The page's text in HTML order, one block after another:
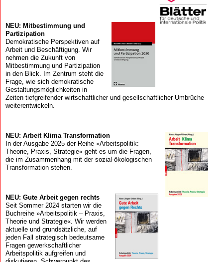
NEU: Mitbestimmung und
Partizipation
Demokratische Perspektiven auf
Arbeit und Beschäftigung. Wir
nehmen die Zukunft von
Mitbestimmung und Partizipation
in den Blick. Im Zentrum steht die
Frage, wie sich demokratische
Gestaltungsmöglichkeiten in
Zeiten tiefgreifender wirtschaftlicher und gesellschaftlicher Umbrüche
weiterentwickeln.
NEU: Arbeit Klima Transformation
In der Ausgabe 2025 der Reihe »Arbeitspolitik:
Theorie, Praxis, Strategie« geht es um die Fragen,
die im Zusammenhang mit der sozial-ökologischen
Transformation stehen.
NEU: Gute Arbeit gegen rechts
Seit Sommer 2024 starten wir die
Buchreihe »Arbeitspolitik – Praxis,
Theorie und Strategie«. Wir werden
aktuelle und grundsätzliche, auf
jeden Fall strategisch bedeutsame
Fragen gewerkschaftlicher
Arbeitspolitik aufgreifen und